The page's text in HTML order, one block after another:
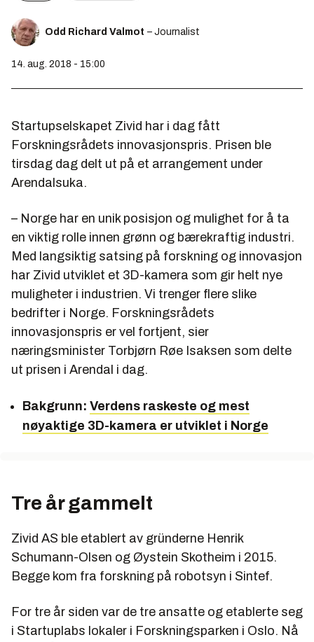
Odd Richard Valmot – Journalist
14. aug. 2018 - 15:00
Startupselskapet Zivid har i dag fått
Forskningsrådets innovasjonspris. Prisen ble
tirsdag dag delt ut på et arrangement under
Arendalsuka.
– Norge har en unik posisjon og mulighet for å ta
en viktig rolle innen grønn og bærekraftig industri.
Med langsiktig satsing på forskning og innovasjon
har Zivid utviklet et 3D-kamera som gir helt nye
muligheter i industrien. Vi trenger flere slike
bedrifter i Norge. Forskningsrådets
innovasjonspris er vel fortjent, sier
næringsminister Torbjørn Røe Isaksen som delte
ut prisen i Arendal i dag.
Bakgrunn: Verdens raskeste og mest
nøyaktige 3D-kamera er utviklet i Norge
Tre år gammelt
Zivid AS ble etablert av gründerne Henrik
Schumann-Olsen og Øystein Skotheim i 2015.
Begge kom fra forskning på robotsyn i Sintef.
For tre år siden var de tre ansatte og etablerte seg
i Startuplabs lokaler i Forskningsparken i Oslo. Nå